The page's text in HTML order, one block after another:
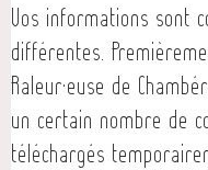
Vos informations sont
différentes.
Raleur·euse de
un certain nombre de
téléchargés